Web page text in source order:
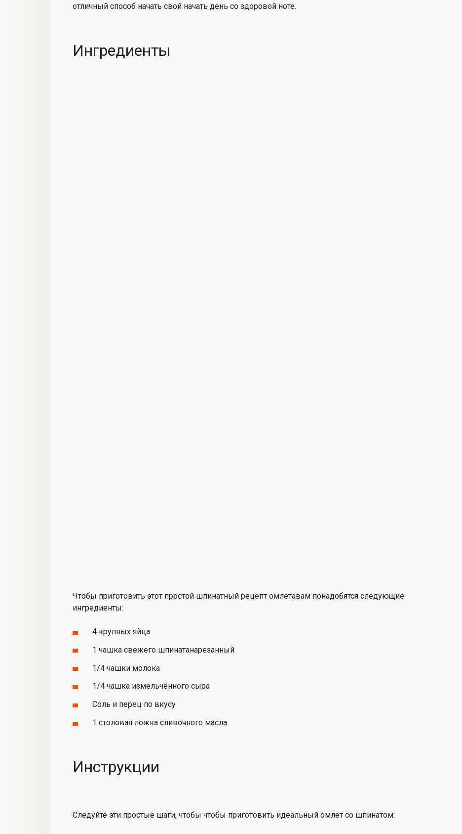
отличный способ начать свой начать день со здоровой ноте.
Ингредиенты
Чтобы приготовить этот простой шпинатный рецепт омлетавам понадобятся следующие
ингредиенты:
4 крупных яйца
1 чашка свежего шпинатанарезанный
1/4 чашки молока
1/4 чашка измельчённого сыра
Соль и перец по вкусу
1 столовая ложка сливочного масла
Инструкции
Следуйте эти простые шаги, чтобы чтобы приготовить идеальный омлет со шпинатом: